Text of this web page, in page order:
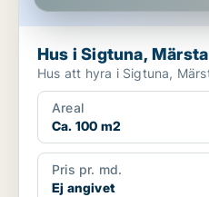
Hus i Sigtuna, Märsta
Areal
Ca. 100 m2
Pris pr. md.
Ej angivet